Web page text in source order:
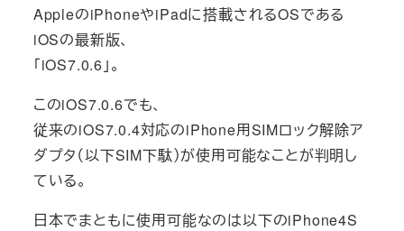
AppleのiPhoneやiPadに搭載されるOSである
iOSの最新版、
「iOS7.0.6」。
このiOS7.0.6でも、
従来のiOS7.0.4対応のiPhone用SIMロック解除ア
ダプタ（以下SIM下駄）が使用可能なことが判明し
ている。
日本でまともに使用可能なのは以下のiPhone4S